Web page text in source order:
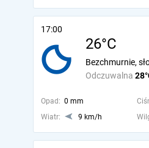
17:00
26°C
Odczuwalna
Bezchmurnie,
Opad: 0 mm
Wiatr:
9 km/h